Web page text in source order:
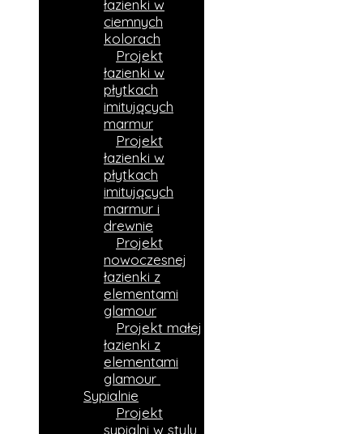
łazienki w
ciemnych
kolorach
Projekt
łazienki w
płytkach
imitujących
marmur
Projekt
łazienki w
płytkach
imitujących
marmur i
drewnie​
Projekt
nowoczesnej
łazienki z
elementami
glamour
Projekt małej
łazienki z
elementami
glamour
Sypialnie
Projekt
sypialni w stylu